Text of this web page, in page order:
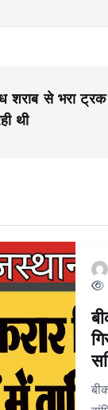
शराब से भरा ट्रक
थी